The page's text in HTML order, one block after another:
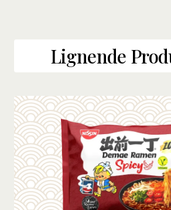
Lignende